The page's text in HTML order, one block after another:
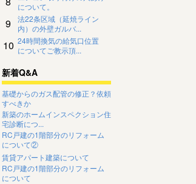
について。
9
法22条区域（延焼ライン
内）の外壁ガルバ...
10 24時間換気の給気口位置
についてご教示頂...
新着Q&A
基礎からのガス配管の修正？依頼
すべきか
新築のホームインスペクション住
宅診断につ...
RC戸建の1階部分のリフォーム
について②
賃貸アパート建築について
RC戸建の1階部分のリフォーム
について